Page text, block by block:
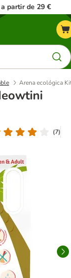
partir de 29 €
Arena ecológica
(7)